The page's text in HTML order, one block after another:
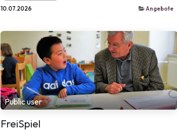
10.07.2026 Angebote
Public user
FreiSpiel